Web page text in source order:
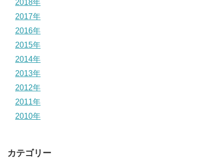
2018年
2017年
2016年
2015年
2014年
2013年
2012年
2011年
2010年
カテゴリー